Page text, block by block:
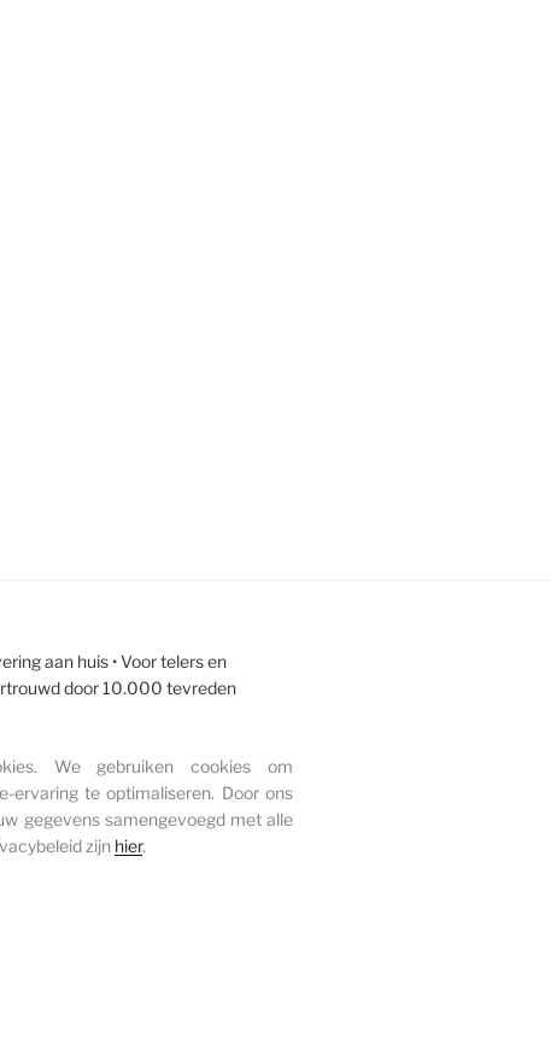
aan huis • Voor telers en
door 10.000 tevreden
We gebruiken cookies om
ervaring te optimaliseren. Door ons
gegevens samengevoegd met alle
zijn hier.